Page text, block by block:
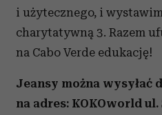
i użytecznego, i
charytatywną 3. Razem
na Cabo Verde edukację!
Jeansy można wysyłać
na adres: KOKOworld ul.